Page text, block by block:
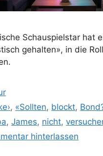
Schauspielstar hat
gehalten», in die
, «Sollten, blockt,
, James, nicht,
hinterlassen